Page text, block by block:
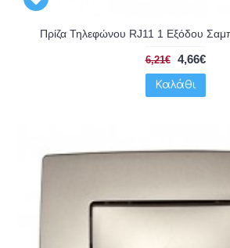
Πρίζα Τηλεφώνου RJ11 1 Εξόδου
6,21€ 4,66€
Καλάθι